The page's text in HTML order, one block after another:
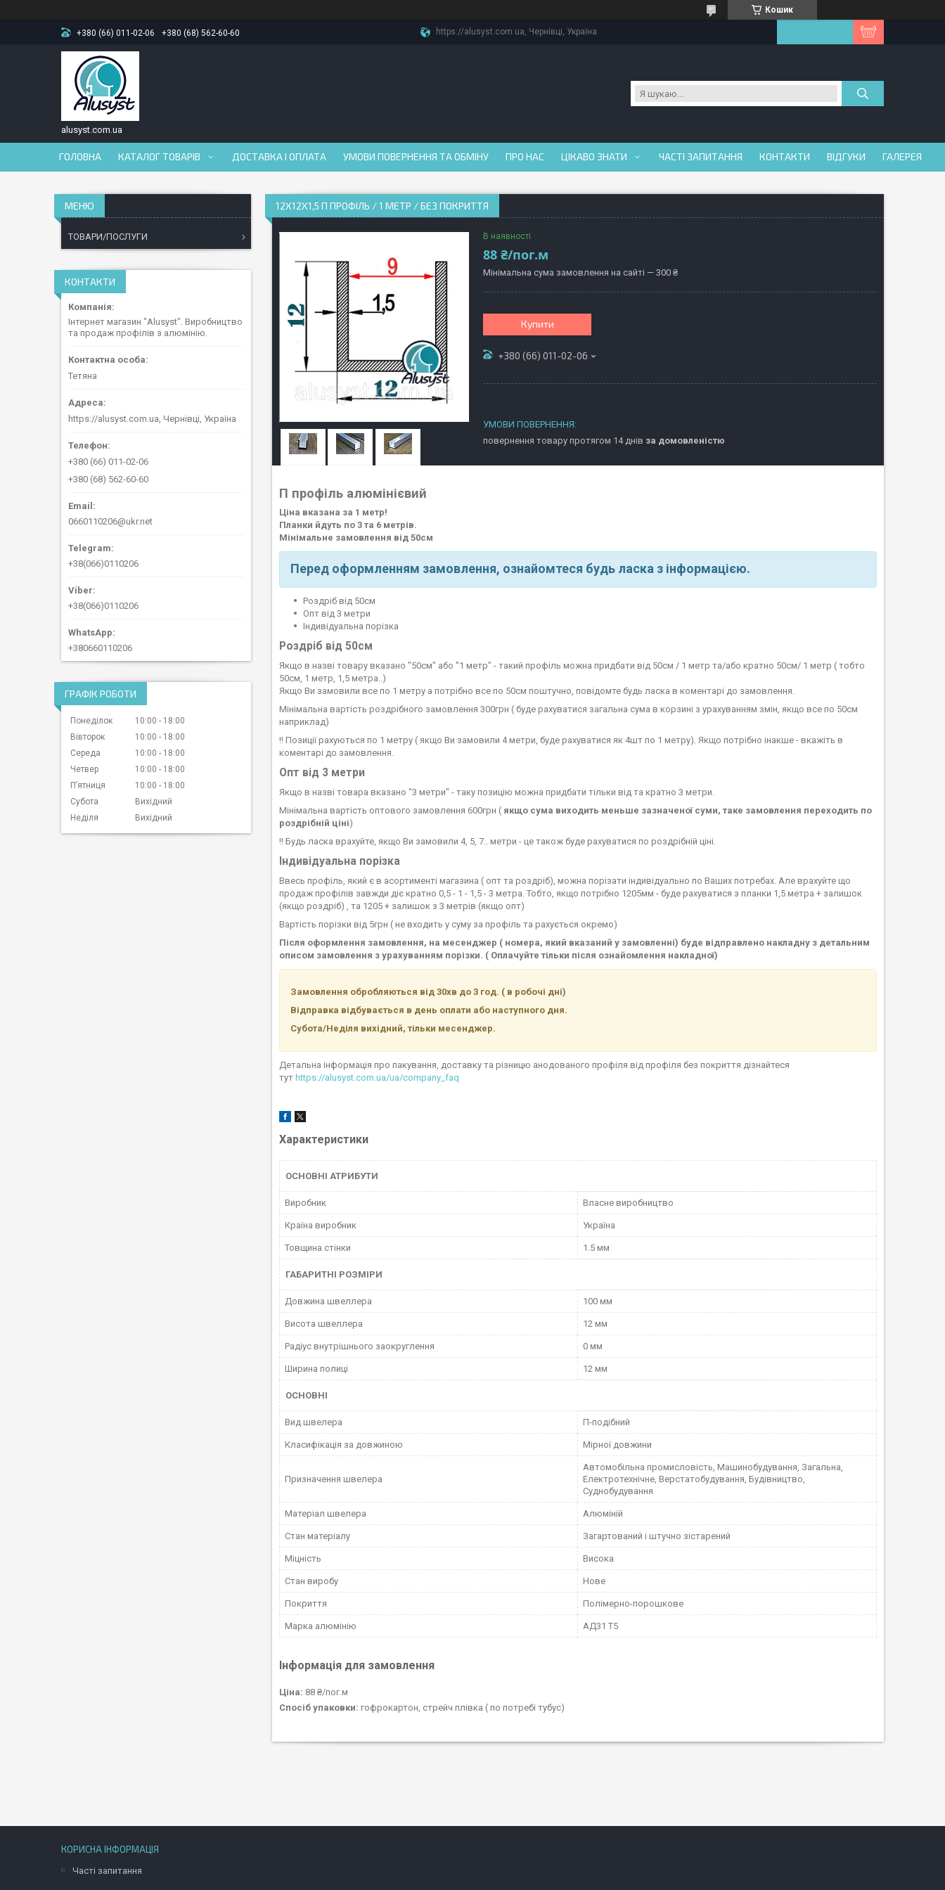
Кошик
+380 (66) 011-02-06 +380 (68) 562-60-60 https://alusyst.com.ua, Чернівці, Україна
alusyst.com.ua
ГОЛОВНА КАТАЛОГ ТОВАРІВ ДОСТАВКА І ОПЛАТА УМОВИ ПОВЕРНЕННЯ ТА ОБМІНУ ПРО НАС ЦІКАВО ЗНАТИ ЧАСТІ ЗАПИТАННЯ КОНТАКТИ ВІДГУКИ ГАЛЕРЕЯ
12Х12Х1,5 П ПРОФІЛЬ / 1 МЕТР / БЕЗ ПОКРИТТЯ
В наявності
88 ₴/пог.м
Мінімальна сума замовлення на сайті — 300 ₴
Купити
+380 (66) 011-02-06
повернення товару протягом 14 днів за домовленістю
П профіль алюмінієвий
Ціна вказана за 1 метр!
Планки йдуть по 3 та 6 метрів.
Мінімальне замовлення від 50см
Перед оформленням замовлення, ознайомтеся будь ласка з інформацією.
Роздріб від 50см
Опт від 3 метри
Індивідуальна порізка
Роздріб від 50см
Якщо в назві товару вказано "50см" або "1 метр" - такий профіль можна придбати від 50см / 1 метр та/або кратно 50см/ 1 метр ( тобто
50см, 1 метр, 1,5 метра..)
Якщо Ви замовили все по 1 метру а потрібно все по 50см поштучно, повідомте будь ласка в коментарі до замовлення.
Мінімальна вартість роздрібного замовлення 300грн ( буде рахуватися загальна сума в корзині з урахуванням змін, якщо все по 50см
наприклад)
!! Позиції рахуються по 1 метру ( якщо Ви замовили 4 метри, буде рахуватися як 4шт по 1 метру). Якщо потрібно інакше - вкажіть в
коментарі до замовлення.
Опт від 3 метри
Якщо в назві товара вказано "3 метри" - таку позицію можна придбати тільки від та кратно 3 метри.
Мінімальна вартість оптового замовлення 600грн ( якщо сума виходить меньше зазначеної суми, таке замовлення переходить по
роздрібній ціні)
!! Будь ласка врахуйте, якщо Ви замовили 4, 5, 7.. метри - це також буде рахуватися по роздрібній ціні.
Індивідуальна порізка
Ввесь профіль, який є в асортименті магазина ( опт та роздріб), можна порізати індивідуально по Ваших потребах. Але врахуйте що
продаж профілів завжди діє кратно 0,5 - 1 - 1,5 - 3 метра. Тобто, якщо потрібно 1205мм - буде рахуватися з планки 1,5 метра + залишок
(якщо роздріб) , та 1205 + залишок з 3 метрів (якщо опт)
Вартість порізки від 5грн ( не входить у суму за профіль та рахується окремо)
Після оформлення замовлення, на месенджер ( номера, який вказаний у замовленні) буде відправлено накладну з детальним
описом замовлення з урахуванням порізки. ( Оплачуйте тільки після ознайомлення накладної)
Замовлення обробляються від 30хв до 3 год. ( в робочі дні)
Відправка відбувається в день оплати або наступного дня.
Субота/Неділя вихідний, тільки месенджер.
Детальна інформація про пакування, доставку та різницю анодованого профіля від профіля без покриття дізнайтеся
тут https://alusyst.com.ua/ua/company_faq
Характеристики
ОСНОВНІ АТРИБУТИ
Виробник Власне виробництво
Країна виробник Україна
Товщина стінки 1.5 мм
ГАБАРИТНІ РОЗМІРИ
Довжина швеллера 100 мм
Висота швеллера 12 мм
Радіус внутрішнього заокруглення 0 мм
Ширина полиці 12 мм
ОСНОВНІ
Вид швелера П-подібний
Класифікація за довжиною Мірної довжини
Призначення швелера
Автомобільна промисловість, Машинобудування, Загальна,
Електротехнічне, Верстатобудування, Будівництво,
Суднобудування
Матеріал швелера Алюміній
Стан матеріалу Загартований і штучно зістарений
Міцність Висока
Стан виробу Нове
Покриття Полімерно-порошкове
Марка алюмінію АД31 Т5
Інформація для замовлення
Ціна: 88 ₴/пог.м
Спосіб упаковки: гофрокартон, стрейч плівка ( по потребі тубус)
ТОВАРИ/ПОСЛУГИ
КОНТАКТИ
Інтернет магазин "Alusyst". Виробництво
та продаж профілів з алюмінію.
Тетяна
https://alusyst.com.ua, Чернівці, Україна
+380 (66) 011-02-06
+380 (68) 562-60-60
0660110206@ukr.net
+38(066)0110206
+38(066)0110206
+380660110206
ГРАФІК РОБОТИ
Понеділок 10:00
18:00
Вівторок
10:00
18:00
Середа
10:00
18:00
Четвер
10:00
18:00
Пʼятниця
10:00
18:00
Субота
Вихідний
Неділя
Вихідний
КОРИСНА ІНФОРМАЦІЯ
Часті запитання